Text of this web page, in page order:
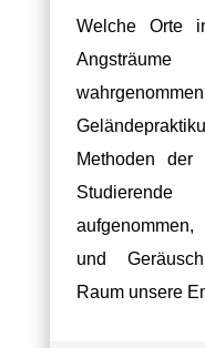
Welche Orte
Methoden der
und
Raum unsere